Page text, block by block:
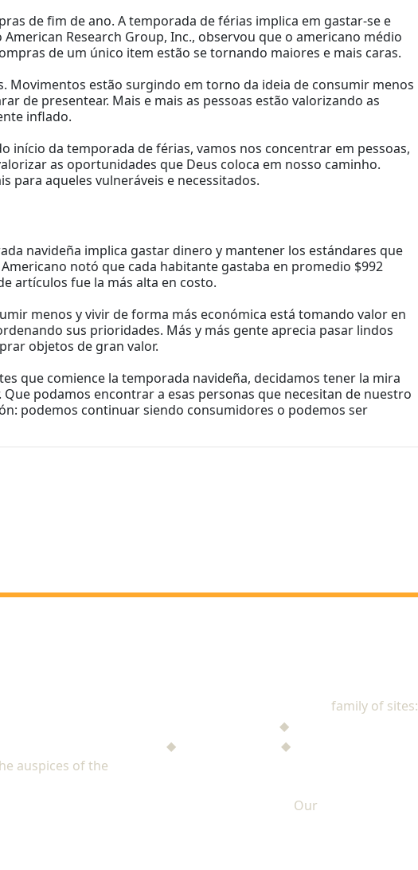
de fim de ano. A temporada de férias implica em gastar-se e
Research Group, Inc., observou que o americano médio
de um único item estão se tornando maiores e mais caras.
Movimentos estão surgindo em torno da ideia de consumir menos
de presentear. Mais e mais as pessoas estão valorizando as
inflado.
início da temporada de férias, vamos nos concentrar em pessoas,
as oportunidades que Deus coloca em nosso caminho.
para aqueles vulneráveis ​​e necessitados.
navideña implica gastar dinero y mantener los estándares que
notó que cada habitante gastaba en promedio $992
artículos fue la más alta en costo.
menos y vivir de forma más económica está tomando valor en
sus prioridades. Más y más gente aprecia pasar lindos
objetos de gran valor.
que comience la temporada navideña, decidamos tener la mira
podamos encontrar a esas personas que necesitan de nuestro
podemos continuar siendo consumidores o podemos ser
family of sites:
◆
◆ ◆
auspices of the
Our